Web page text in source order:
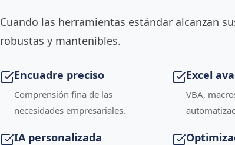
Cuando las herramientas estándar alcanzan
robustas y mantenibles.
Encuadre preciso
Comprensión fina de las
necesidades empresariales.
Excel
VBA,
IA personalizada